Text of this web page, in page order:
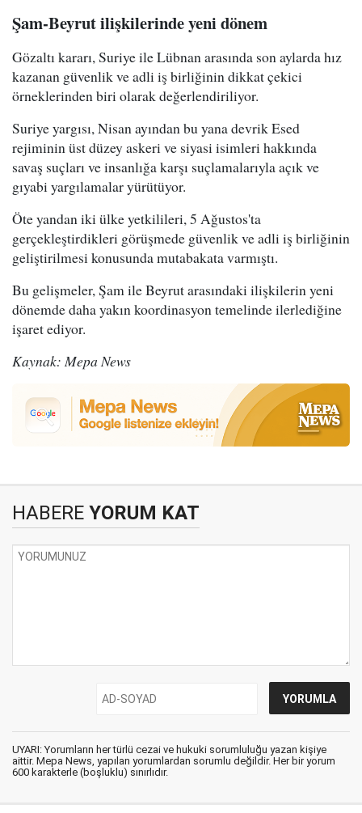
Şam-Beyrut ilişkilerinde yeni dönem
Gözaltı kararı, Suriye ile Lübnan arasında son aylarda hız
kazanan güvenlik ve adli iş birliğinin dikkat çekici
örneklerinden biri olarak değerlendiriliyor.
Suriye yargısı, Nisan ayından bu yana devrik Esed
rejiminin üst düzey askeri ve siyasi isimleri hakkında
savaş suçları ve insanlığa karşı suçlamalarıyla açık ve
gıyabi yargılamalar yürütüyor.
Öte yandan iki ülke yetkilileri, 5 Ağustos'ta
gerçekleştirdikleri görüşmede güvenlik ve adli iş birliğinin
geliştirilmesi konusunda mutabakata varmıştı.
Bu gelişmeler, Şam ile Beyrut arasındaki ilişkilerin yeni
dönemde daha yakın koordinasyon temelinde ilerlediğine
işaret ediyor.
Kaynak: Mepa News
HABERE YORUM KAT
UYARI: Yorumların her türlü cezai ve hukuki sorumluluğu yazan kişiye
aittir. Mepa News, yapılan yorumlardan sorumlu değildir. Her bir yorum
600 karakterle (boşluklu) sınırlıdır.